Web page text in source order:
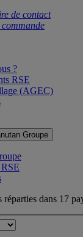
de contact
?
RSE
(AGEC)
Groupe
dans 17